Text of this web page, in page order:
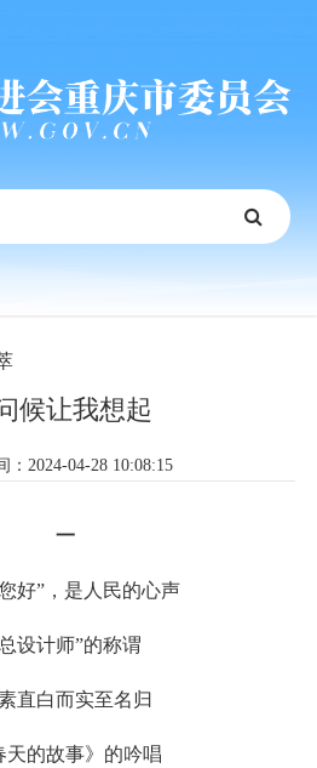
候让我想起
：2024-04-28 10:08:15
一
好”，是人民的心声
设计师”的称谓
直白而实至名归
天的故事》的吟唱